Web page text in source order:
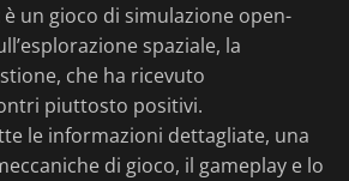
è un gioco di simulazione open-
spaziale, la
che ha ricevuto
piuttosto positivi.
le informazioni dettagliate, una
di gioco, il gameplay e lo